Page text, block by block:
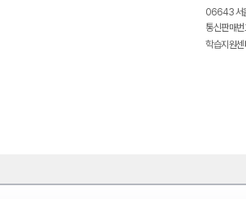
06643 서
통신판매
학습지원